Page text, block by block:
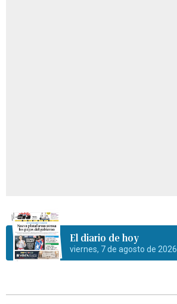
El diario de hoy
viernes, 7 de agosto de 2026